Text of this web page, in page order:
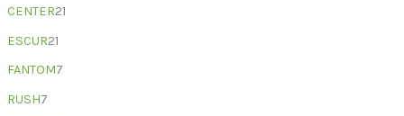
CENTER21
ESCUR21
FANTOM7
RUSH7